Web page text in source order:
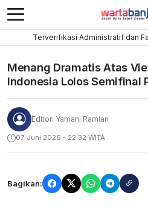
Terverifikasi Administratif dan
Menang Dramatis Atas
Indonesia Lolos Semifinal
Editor: Yamani Ramlan
07 Juni 2026 - 22:32 WITA
Bagikan: